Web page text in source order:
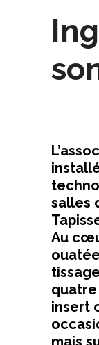
salles
Au
insert